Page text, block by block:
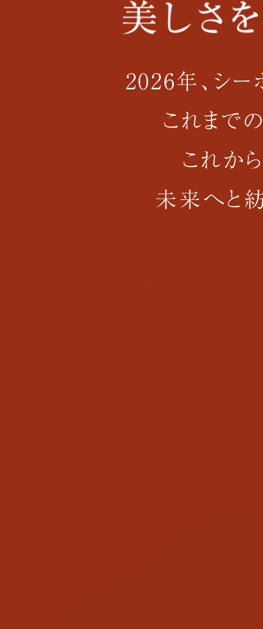
2026年、シ
これまで
これか
未来へと